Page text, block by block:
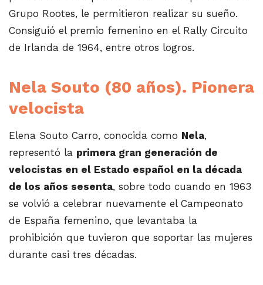
Grupo Rootes, le permitieron realizar su sueño.
Consiguió el premio femenino en el Rally Circuito
de Irlanda de 1964, entre otros logros.
Nela Souto (80 años). Pionera
velocista
Elena Souto Carro, conocida como Nela,
representó la primera gran generación de
velocistas en el Estado español en la década
de los años sesenta, sobre todo cuando en 1963
se volvió a celebrar nuevamente el Campeonato
de España femenino, que levantaba la
prohibición que tuvieron que soportar las mujeres
durante casi tres décadas.